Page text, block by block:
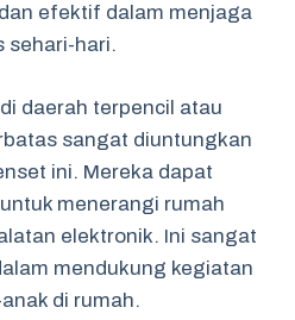
efektif dalam menjaga
sehari-hari.
daerah terpencil atau
sangat diuntungkan
ini. Mereka dapat
menerangi rumah
elektronik. Ini sangat
mendukung kegiatan
di rumah.